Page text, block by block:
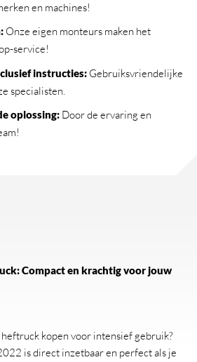
en machines!
:Onze eigen monteurs maken het
service!
instructies:Gebruiksvriendelijke
specialisten.
oplossing:Door de ervaring en
Compact en krachtig voor jouw
kopen voor intensief gebruik?
is direct inzetbaar en perfect als je